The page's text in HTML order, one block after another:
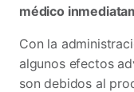
médico
Con la
algunos efectos
son debidos al